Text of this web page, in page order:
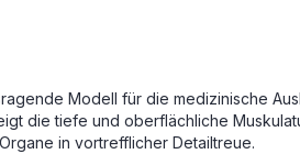
Modell für die medizinische
die tiefe und oberflächliche
in vortrefflicher Detailtreue.